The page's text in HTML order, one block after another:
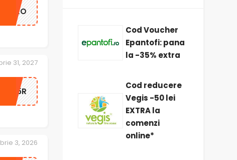
31, 2027
Z15R
3, 2026
Cod Voucher
Epantofi: pana
la -35% extra
Cod reducere
Vegis -50 lei
EXTRA la
comenzi
online*